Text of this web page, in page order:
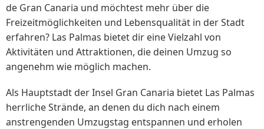
de Gran Canaria und möchtest mehr über die
Freizeitmöglichkeiten und Lebensqualität in der Stadt
erfahren? Las Palmas bietet dir eine Vielzahl von
Aktivitäten und Attraktionen, die deinen Umzug so
angenehm wie möglich machen.
Als Hauptstadt der Insel Gran Canaria bietet Las Palmas
herrliche Strände, an denen du dich nach einem
anstrengenden Umzugstag entspannen und erholen